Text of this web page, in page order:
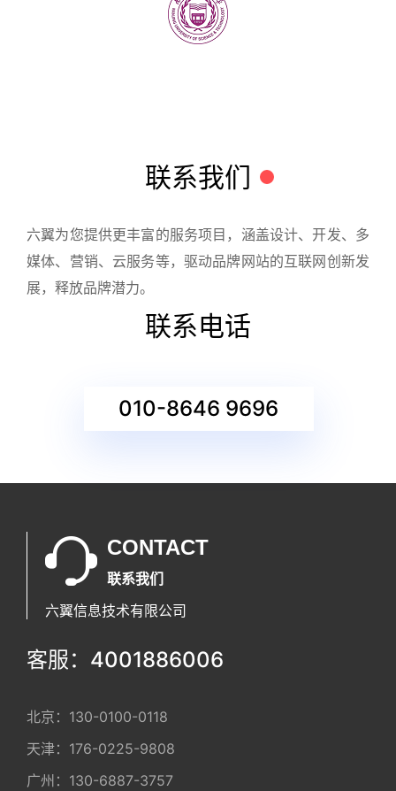
联系我们
六翼为您提供更丰富的服务项目，涵盖设计、开发、多
媒体、营销、云服务等，驱动品牌网站的互联网创新发
展，释放品牌潜力。
联系电话
010-8646 9696
CONTACT
联系我们
六翼信息技术有限公司
客服：4001886006
北京： 130-0100-0118
天津： 176-0225-9808
广州： 130-6887-3757